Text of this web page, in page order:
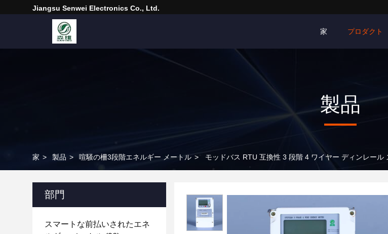
Jiangsu Senwei Electronics Co., Ltd.
家 プロダクト
製品
家 > 製品 > 喧騒の柵3段階エネルギー メートル > モッドバス RTU 互換性 3 段階 4 ワイヤー ディンレール
部門
スマートな前払いされたエネ